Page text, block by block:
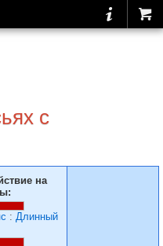
с
на
: Длинный